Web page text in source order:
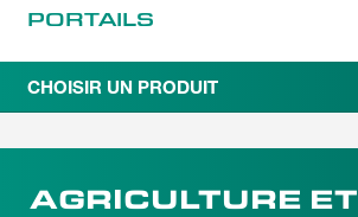
PORTAILS
CHOISIR UN PRODUIT
AGRICULTURE ET